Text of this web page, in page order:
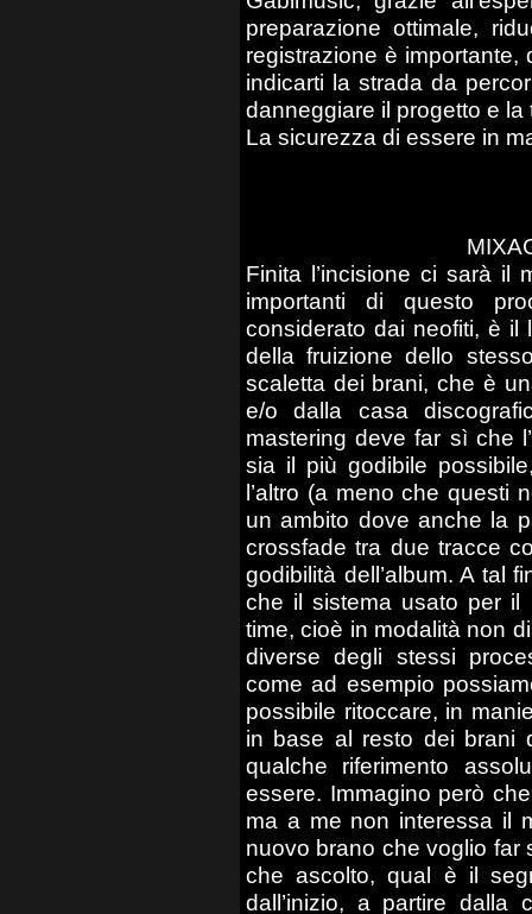
preparazione ottimale,
registrazione è importante,
indicarti la strada da
danneggiare il progetto e la
La sicurezza di essere in
Finita l’incisione ci sarà il
importanti di questo
considerato dai neofiti, è
della fruizione dello
scaletta dei brani, che è
e/o dalla casa
mastering deve far sì che
sia il più godibile
l’altro (a meno che questi
un ambito dove anche la
crossfade tra due tracce
godibilità dell’album. A tal
che il sistema usato per il
time, cioè in modalità non
diverse degli stessi
come ad esempio
possibile ritoccare, in
in base al resto dei brani
qualche riferimento
essere. Immagino però
ma a me non interessa il
nuovo brano che voglio far
che ascolto, qual è il
dall’inizio, a partire dalla